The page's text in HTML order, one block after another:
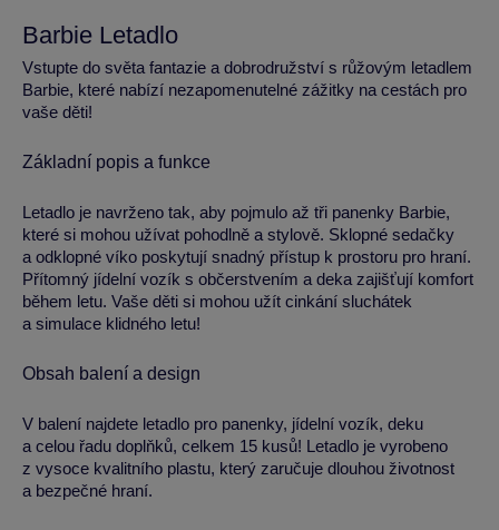
Barbie Letadlo
Vstupte do světa fantazie a dobrodružství s růžovým letadlem
Barbie, které nabízí nezapomenutelné zážitky na cestách pro
vaše děti!
Základní popis a funkce
Letadlo je navrženo tak, aby pojmulo až tři panenky Barbie,
které si mohou užívat pohodlně a stylově. Sklopné sedačky
a odklopné víko poskytují snadný přístup k prostoru pro hraní.
Přítomný jídelní vozík s občerstvením a deka zajišťují komfort
během letu. Vaše děti si mohou užít cinkání sluchátek
a simulace klidného letu!
Obsah balení a design
V balení najdete letadlo pro panenky, jídelní vozík, deku
a celou řadu doplňků, celkem 15 kusů! Letadlo je vyrobeno
z vysoce kvalitního plastu, který zaručuje dlouhou životnost
a bezpečné hraní.